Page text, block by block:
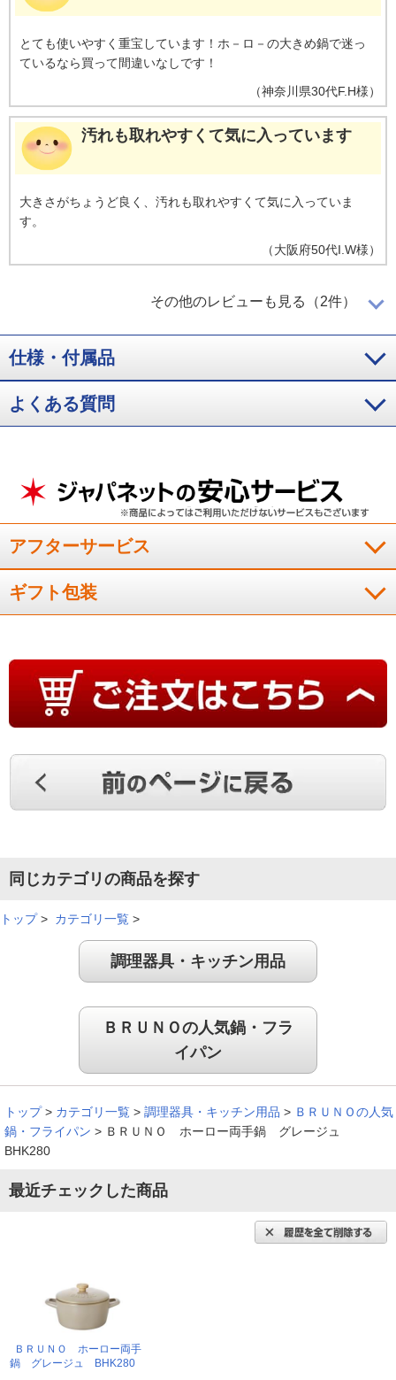
とても使いやすく重宝しています！ホ－ロ－の大きめ鍋で迷っ
ているなら買って間違いなしです！
（神奈川県30代F.H様）
汚れも取れやすくて気に入っています
大きさがちょうど良く、汚れも取れやすくて気に入っていま
す。
（大阪府50代I.W様）
大きさがちょうどいい！
大きさが丁度良く、使い勝手が良い。
とても使い勝手がよく可愛いので大変重宝しています！
（岐阜県30代K.R様）
※商品により、同一シリーズをご購入された方の声を含みます。
その他のレビューも見る（2件）
仕様・付属品
よくある質問
アフターサービス
ギフト包装
同じカテゴリの商品を探す
トップ> カテゴリ一覧 >
調理器具・キッチン用品
ＢＲＵＮＯの人気鍋・フラ
イパン
トップ > カテゴリ一覧 > 調理器具・キッチン用品 > ＢＲＵＮＯの人気
鍋・フライパン > ＢＲＵＮＯ ホーロー両手鍋 グレージュ
BHK280
最近チェックした商品
ＢＲＵＮＯ ホーロー両手
鍋 グレージュ BHK280